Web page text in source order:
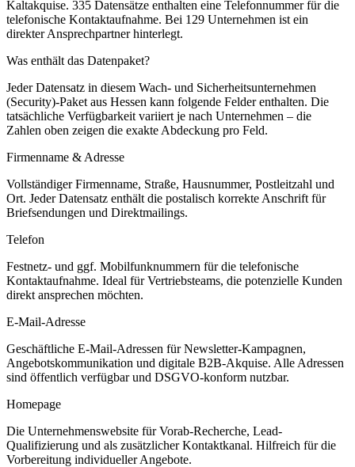
Kaltakquise. 335 Datensätze enthalten eine Telefonnummer für die
telefonische Kontaktaufnahme. Bei 129 Unternehmen ist ein
direkter Ansprechpartner hinterlegt.
Was enthält das Datenpaket?
Jeder Datensatz in diesem Wach- und Sicherheitsunternehmen
(Security)-Paket aus Hessen kann folgende Felder enthalten. Die
tatsächliche Verfügbarkeit variiert je nach Unternehmen – die
Zahlen oben zeigen die exakte Abdeckung pro Feld.
Firmenname & Adresse
Vollständiger Firmenname, Straße, Hausnummer, Postleitzahl und
Ort. Jeder Datensatz enthält die postalisch korrekte Anschrift für
Briefsendungen und Direktmailings.
Telefon
Festnetz- und ggf. Mobilfunknummern für die telefonische
Kontaktaufnahme. Ideal für Vertriebsteams, die potenzielle Kunden
direkt ansprechen möchten.
E-Mail-Adresse
Geschäftliche E-Mail-Adressen für Newsletter-Kampagnen,
Angebotskommunikation und digitale B2B-Akquise. Alle Adressen
sind öffentlich verfügbar und DSGVO-konform nutzbar.
Homepage
Die Unternehmenswebsite für Vorab-Recherche, Lead-
Qualifizierung und als zusätzlicher Kontaktkanal. Hilfreich für die
Vorbereitung individueller Angebote.